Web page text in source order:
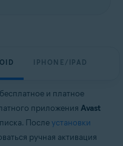
IPHONE/IPAD
и платное
приложения Avast
Послеустановки
ручная активация